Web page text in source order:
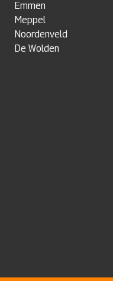
Emmen
Meppel
Noordenveld
De Wolden